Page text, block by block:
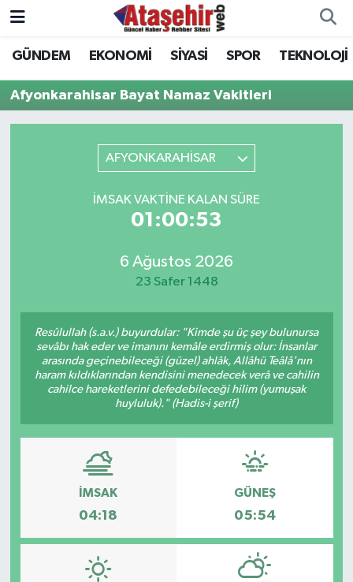
GÜNDEM EKONOMİ SİYASİ SPOR TEKNOLOJİ
Afyonkarahisar Bayat Namaz Vakitleri
AFYONKARAHİSAR
İMSAK VAKTINE KALAN SÜRE
01:00:53
6 Ağustos 2026
23 Safer 1448
Resûlullah (s.a.v.) buyurdular: "Kimde şu üç şey bulunursa
sevâbı hak eder ve imanını kemâle erdirmiş olur: İnsanlar
arasında geçinebileceği (güzel) ahlâk, Allâhü Teâlâ'nın
haram kıldıklarından kendisini menedecek verâ ve cahilin
cahilce hareketlerini defedebileceği hilim (yumuşak
huyluluk)." (Hadis-i şerif)
İMSAK
04:18
GÜNEŞ
05:54
Hava Durumu
Trafik Durumu
Son Dakika Haberleri